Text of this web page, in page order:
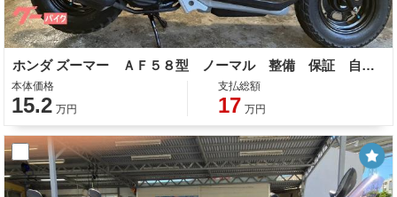
ホンダ ズーマー ＡＦ５８型 ノーマル 整備 保証 自賠責保険
本体価格
15.2 万円
支払総額
17 万円